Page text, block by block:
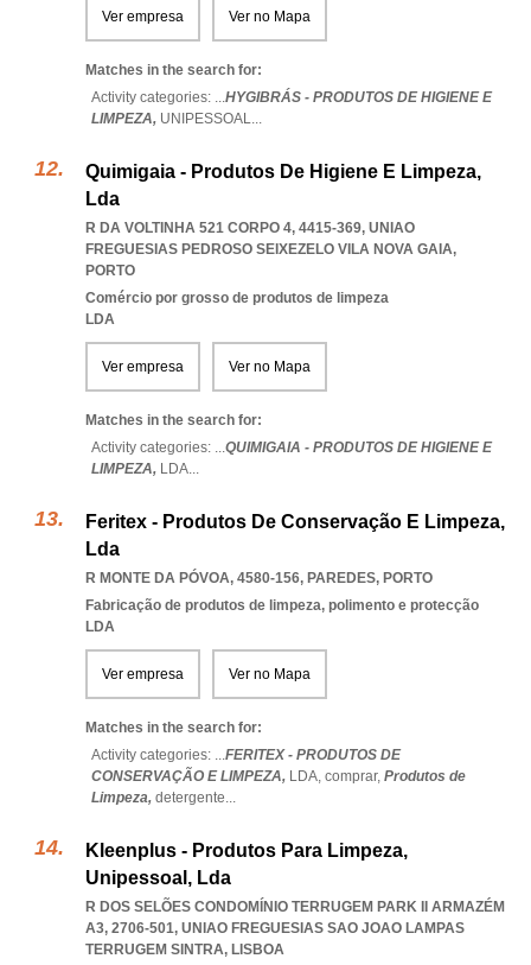
Ver empresa Ver no Mapa
Matches in the search for:
Activity categories: ...HYGIBRÁS - PRODUTOS DE HIGIENE E
LIMPEZA, UNIPESSOAL...
Quimigaia - Produtos De Higiene E Limpeza,
Lda
R DA VOLTINHA 521 CORPO 4, 4415-369, UNIAO
FREGUESIAS PEDROSO SEIXEZELO VILA NOVA GAIA,
PORTO
Comércio por grosso de produtos de limpeza
LDA
Ver empresa Ver no Mapa
Matches in the search for:
Activity categories: ...QUIMIGAIA - PRODUTOS DE HIGIENE E
LIMPEZA, LDA...
Feritex - Produtos De Conservação E Limpeza,
Lda
R MONTE DA PÓVOA, 4580-156, PAREDES, PORTO
Fabricação de produtos de limpeza, polimento e protecção
LDA
Ver empresa Ver no Mapa
Matches in the search for:
Activity categories: ...FERITEX - PRODUTOS DE
CONSERVAÇÃO E LIMPEZA, LDA, comprar, Produtos de
Limpeza, detergente...
Kleenplus - Produtos Para Limpeza,
Unipessoal, Lda
R DOS SELÕES CONDOMÍNIO TERRUGEM PARK II ARMAZÉM
A3, 2706-501, UNIAO FREGUESIAS SAO JOAO LAMPAS
TERRUGEM SINTRA, LISBOA